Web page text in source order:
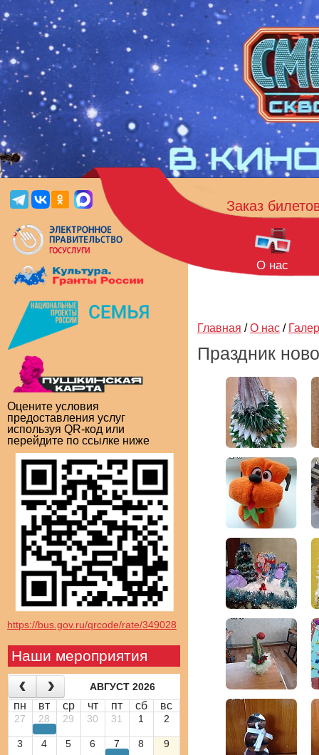
Оцените условия
предоставления услуг
используя QR-код или
перейдите по ссылке ниже
https://bus.gov.ru/qrcode/rate/349028
Наши мероприятия
АВГУСТ 2026
пн вт ср чт пт сб вс
27 28 29 30 31 1 2
3 4 5 6 7 8 9
Заказ
О нас
Главная / О нас /
Праздник